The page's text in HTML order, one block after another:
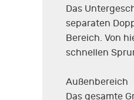
Das
separaten
Bereich. Von
schnellen
Außenbereich
Das gesamte